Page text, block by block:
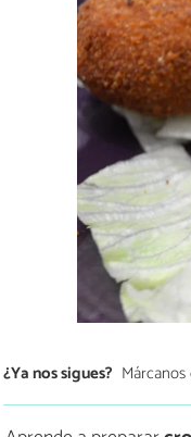
¿Ya nos sigues?